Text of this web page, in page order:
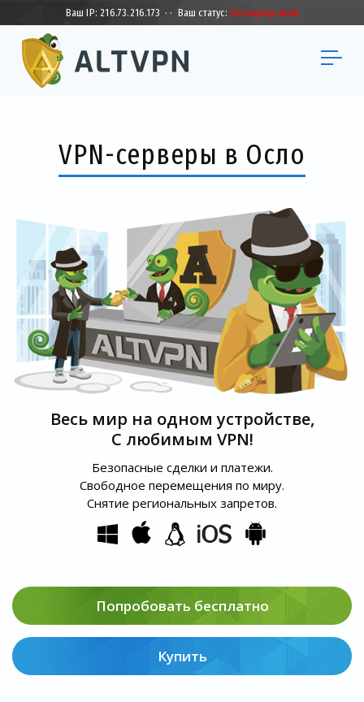
Ваш IP:216.73.216.173 · · Ваш статус:Незащищенный
VPN-серверы в Осло
Весь мир на одном устройстве,
С любимым VPN!
Безопасные сделки и платежи.
Свободное перемещения по миру.
Снятие региональных запретов.
Попробовать бесплатно
Купить